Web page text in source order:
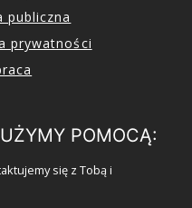
publiczna
prywatności
POMOCĄ:
się z Tobą i